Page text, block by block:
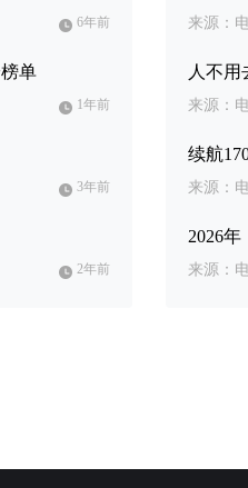
6年前
单
1年前
3年前
2年前
来源：
人不用
来源：
续航
来源：
2026
来源：